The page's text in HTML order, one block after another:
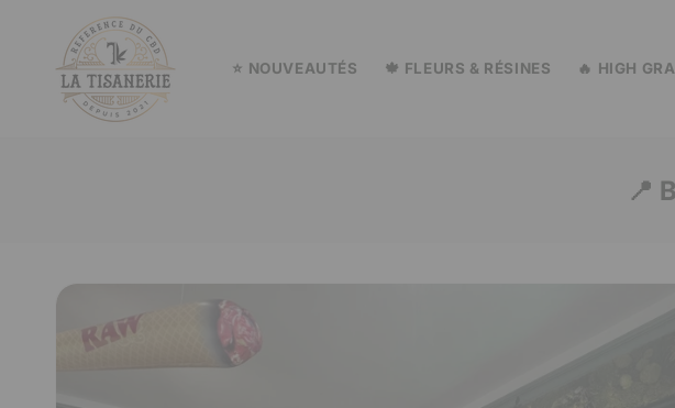
passer
contenu
⭐ NOUVEAUTÉS 🍁 FLEURS & RÉSINES 🔥 HIGH
📍